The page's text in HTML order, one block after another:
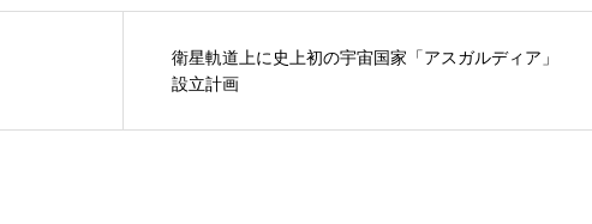
衛星軌道上に史上初の宇宙国家「アスガルディア」
設立計画